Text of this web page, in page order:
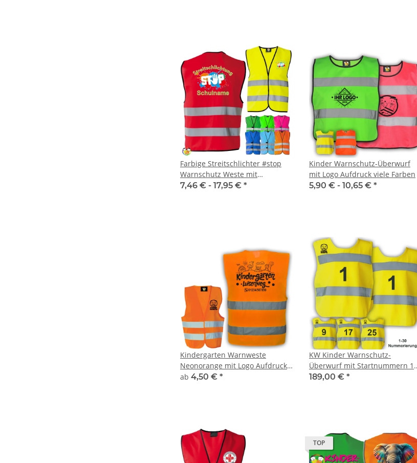
Farbige Streitschlichter #stop
Warnschutz Weste mit
Schulnamen Aufdruck
7,46 € - 17,95 € *
Kinder Warnschutz-Überwurf
mit Logo Aufdruck viele Farben
5,90 € - 10,65 € *
Kindergarten Warnweste
Neonorange mit Logo Aufdruck
viele Druckflächen Sponsoring
ab 4,50 € *
KW Kinder Warnschutz-
Überwurf mit Startnummern 1-
30 Fahrradtraining Fahrrad
189,00 € *
TOP